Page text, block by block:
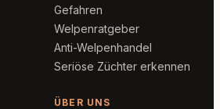
Gefahren
Welpenratgeber
Anti-Welpenhandel
Seriöse Züchter erkennen
ÜBER UNS